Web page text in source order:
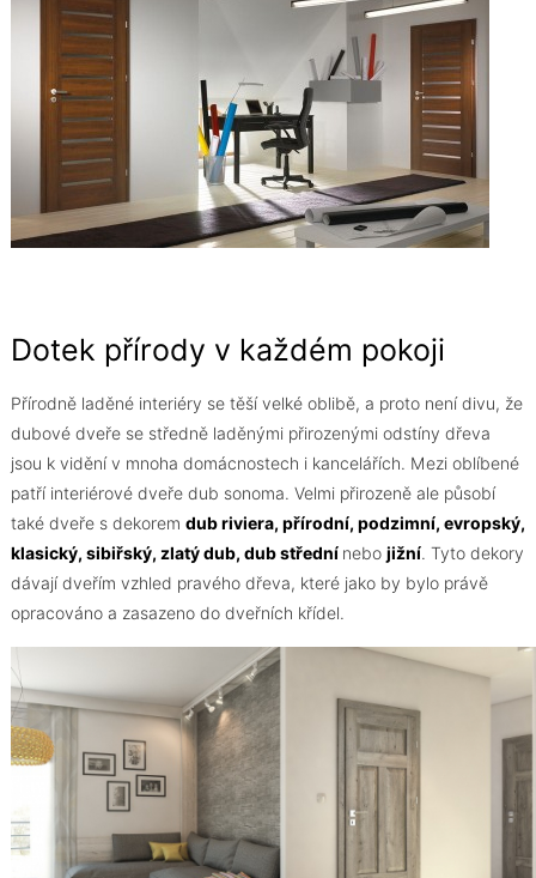
Dotek přírody v každém pokoji
Přírodně laděné interiéry se těší velké oblibě, a proto není divu, že
dubové dveře se středně laděnými přirozenými odstíny dřeva
jsou k vidění v mnoha domácnostech i kancelářích. Mezi oblíbené
patří interiérové dveře dub sonoma. Velmi přirozeně ale působí
také dveře s dekorem dub riviera, přírodní, podzimní, evropský,
klasický, sibiřský, zlatý dub, dub střední nebo jižní. Tyto dekory
dávají dveřím vzhled pravého dřeva, které jako by bylo právě
opracováno a zasazeno do dveřních křídel.